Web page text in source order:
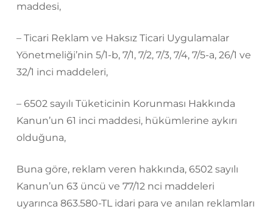
maddesi,
– Ticari Reklam ve Haksız Ticari Uygulamalar
Yönetmeliği’nin 5/1-b, 7/1, 7/2, 7/3, 7/4, 7/5-a, 26/1 ve
32/1 inci maddeleri,
– 6502 sayılı Tüketicinin Korunması Hakkında
Kanun’un 61 inci maddesi, hükümlerine aykırı
olduğuna,
Buna göre, reklam veren hakkında, 6502 sayılı
Kanun’un 63 üncü ve 77/12 nci maddeleri
uyarınca 863.580-TL idari para ve anılan reklamları